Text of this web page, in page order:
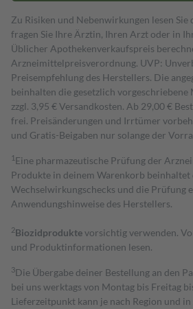
Zu Risiken und Nebenwirkungen lesen Sie
fragen Sie Ihre Ärztin, Ihren Arzt oder in
Üblicher Apothekenverkaufspreis
Arzneimittelpreisverordnung. UVP:
Preisempfehlung des Herstellers. Die
beinhalten die gesetzlich vorgeschriebene
zzgl. 3,95 € Versandkosten. Ab 29,00 €
frei. Preisänderungen und Irrtümer
und Gratis-Beigaben nur solange der
1 Eine pharmazeutische Prüfung der
Produkte in deinem Warenkorb
Wechselwirkungschecks und die Prüfung
Anwendungshinweise des Herstellers.
2Biozidproduktevorsichtig verwenden.
und Produktinformationen lesen.
3Die Übergabe deiner Bestellung an den
bei uns werktags von Montag bis Freitag
Lieferzeitpunkt kann je nach Region und